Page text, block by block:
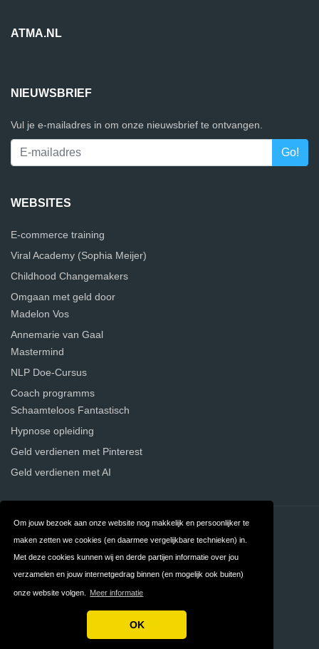
Om jouw bezoek aan onze website nog makkelijk en persoonlijker te
maken zetten we cookies (en daarmee vergelijkbare technieken) in.
Met deze cookies kunnen wij en derde partijen informatie over jou
verzamelen en jouw internetgedrag binnen (en mogelijk ook buiten)
onze website volgen. Meer informatie
OK
ATMA.NL
NIEUWSBRIEF
Vul je e-mailadres in om onze nieuwsbrief te ontvangen.
WEBSITES
E-commerce training
Viral Academy (Sophia Meijer)
Childhood Changemakers
Omgaan met geld door
Madelon Vos
Annemarie van Gaal
Mastermind
NLP Doe-Cursus
Coach programms
Schaamteloos Fantastisch
Hypnose opleiding
Geld verdienen met Pinterest
Geld verdienen met AI
Contact Over ons
Privacy Algemene
Voorwaarden
Copyright © 2026 Atma.nl